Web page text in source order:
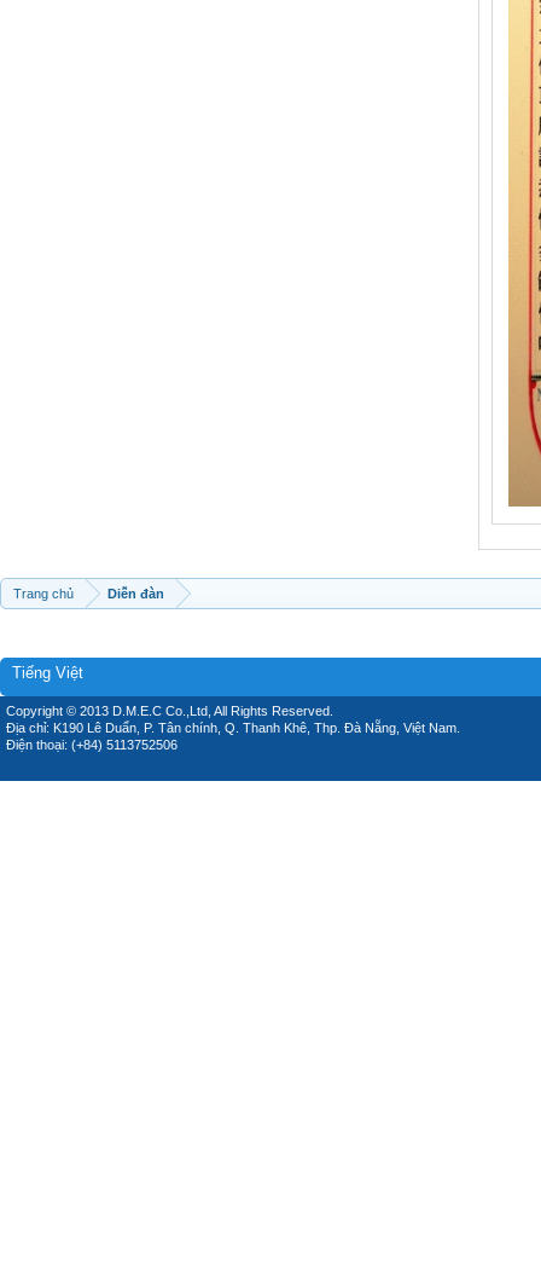
Trang chủ Diễn đàn
Tiếng Việt
Copyright © 2013 D.M.E.C Co.,Ltd, All Rights Reserved.
Địa chỉ: K190 Lê Duẩn, P. Tân chính, Q. Thanh Khê, Thp. Đà Nẵng, Việt Nam.
Điện thoại: (+84) 5113752506